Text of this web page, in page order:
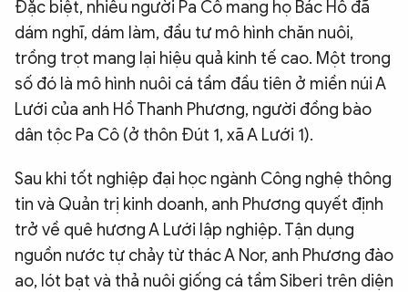
Đặc biệt, nhiều người Pa Cô mang họ Bác Hồ đã
dám nghĩ, dám làm, đầu tư mô hình chăn nuôi,
trồng trọt mang lại hiệu quả kinh tế cao. Một trong
số đó là mô hình nuôi cá tầm đầu tiên ở miền núi A
Lưới của anh Hồ Thanh Phương, người đồng bào
dân tộc Pa Cô (ở thôn Đút 1, xã A Lưới 1).
Sau khi tốt nghiệp đại học ngành Công nghệ thông
tin và Quản trị kinh doanh, anh Phương quyết định
trở về quê hương A Lưới lập nghiệp. Tận dụng
nguồn nước tự chảy từ thác A Nor, anh Phương đào
ao, lót bạt và thả nuôi giống cá tầm Siberi trên diện